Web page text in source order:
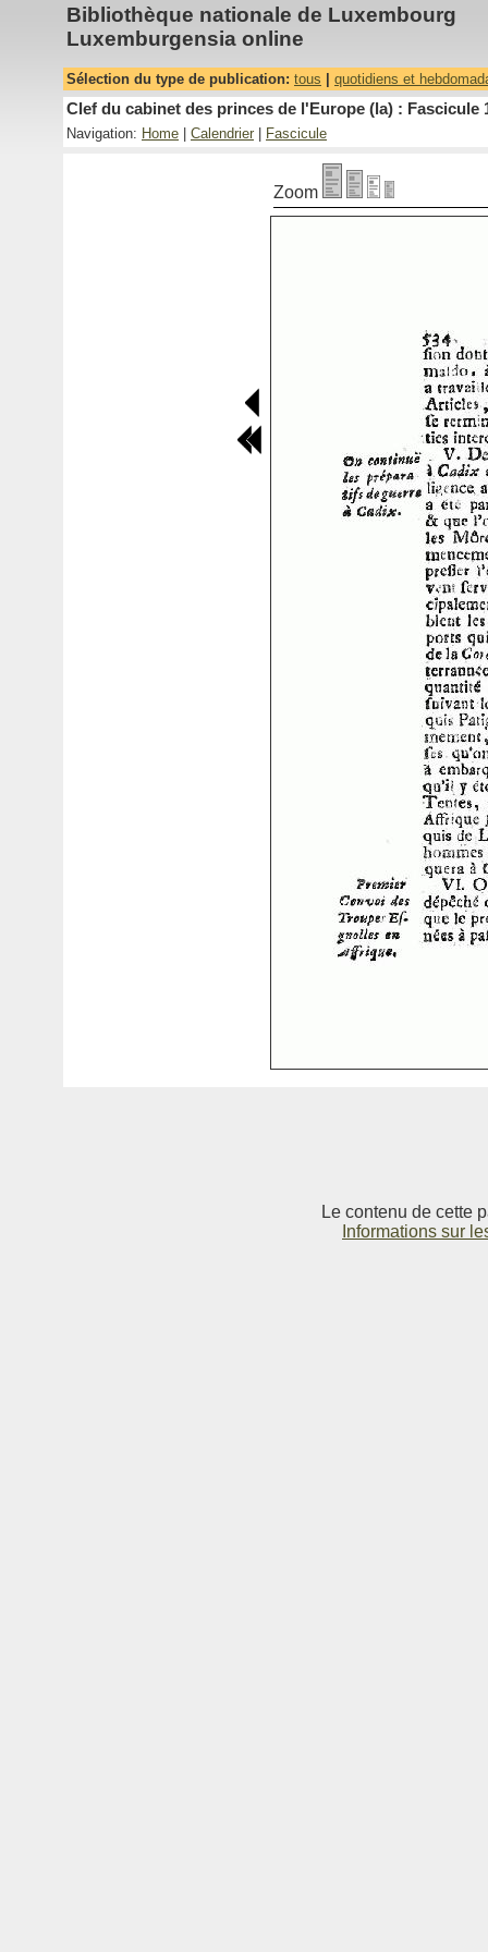
Bibliothèque nationale de Luxembourg
Luxemburgensia online
Sélection du type de publication: tous quotidiens et
Clef du cabinet des princes de l'Europe (la) : Fascicule
Navigation: Home Calendrier Fascicule
Zoom
Le contenu de cette
Informations sur